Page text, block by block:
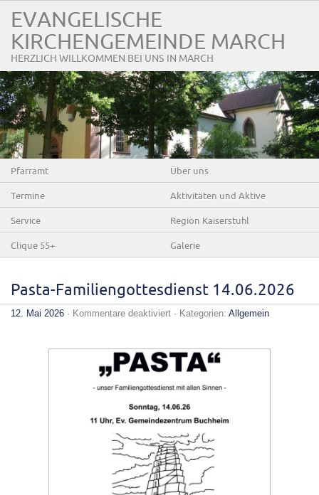
EVANGELISCHE
KIRCHENGEMEINDE MARCH
HERZLICH WILLKOMMEN BEI UNS IN MARCH
Pfarramt Über uns
Termine Aktivitäten und Aktive
Service Region Kaiserstuhl
Clique 55+ Galerie
Pasta-Familiengottesdienst 14.06.2026
12. Mai 2026 · Kommentare deaktiviertfür· Kategorien: Allgemein